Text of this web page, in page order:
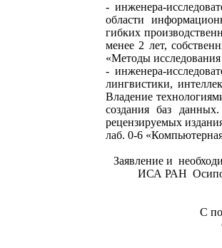
- инженера-
области
гибких
менее 2 лет,
«Методы
- инженера-
лингвистики,
Владение
создания баз
рецензируемых
лаб. 0-6
Заявление и
ИСА РАН
С